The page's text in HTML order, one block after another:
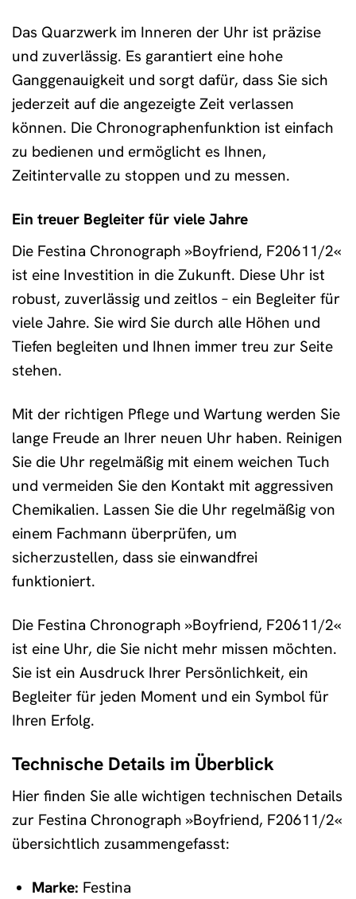
Das Quarzwerk im Inneren der Uhr ist präzise
und zuverlässig. Es garantiert eine hohe
Ganggenauigkeit und sorgt dafür, dass Sie sich
jederzeit auf die angezeigte Zeit verlassen
können. Die Chronographenfunktion ist einfach
zu bedienen und ermöglicht es Ihnen,
Zeitintervalle zu stoppen und zu messen.
Ein treuer Begleiter für viele Jahre
Die Festina Chronograph »Boyfriend, F20611/2«
ist eine Investition in die Zukunft. Diese Uhr ist
robust, zuverlässig und zeitlos – ein Begleiter für
viele Jahre. Sie wird Sie durch alle Höhen und
Tiefen begleiten und Ihnen immer treu zur Seite
stehen.
Mit der richtigen Pflege und Wartung werden Sie
lange Freude an Ihrer neuen Uhr haben. Reinigen
Sie die Uhr regelmäßig mit einem weichen Tuch
und vermeiden Sie den Kontakt mit aggressiven
Chemikalien. Lassen Sie die Uhr regelmäßig von
einem Fachmann überprüfen, um
sicherzustellen, dass sie einwandfrei
funktioniert.
Die Festina Chronograph »Boyfriend, F20611/2«
ist eine Uhr, die Sie nicht mehr missen möchten.
Sie ist ein Ausdruck Ihrer Persönlichkeit, ein
Begleiter für jeden Moment und ein Symbol für
Ihren Erfolg.
Technische Details im Überblick
Hier finden Sie alle wichtigen technischen Details
zur Festina Chronograph »Boyfriend, F20611/2«
übersichtlich zusammengefasst:
Marke: Festina